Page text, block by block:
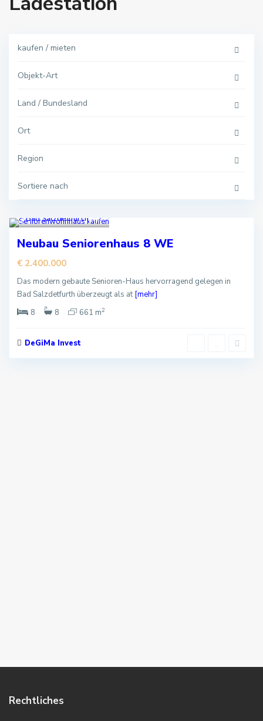
kaufen / mieten
Objekt-Art
Land / Bundesland
Ort
Region
Sortiere nach
2
Bad Salzdetfurth
Neubau Seniorenhaus 8 WE
€ 2.400.000
Das modern gebaute Senioren-Haus hervorragend gelegen in
Bad Salzdetfurth überzeugt als at [mehr]
8
8 661 m2
DeGiMa Invest
Rechtliches